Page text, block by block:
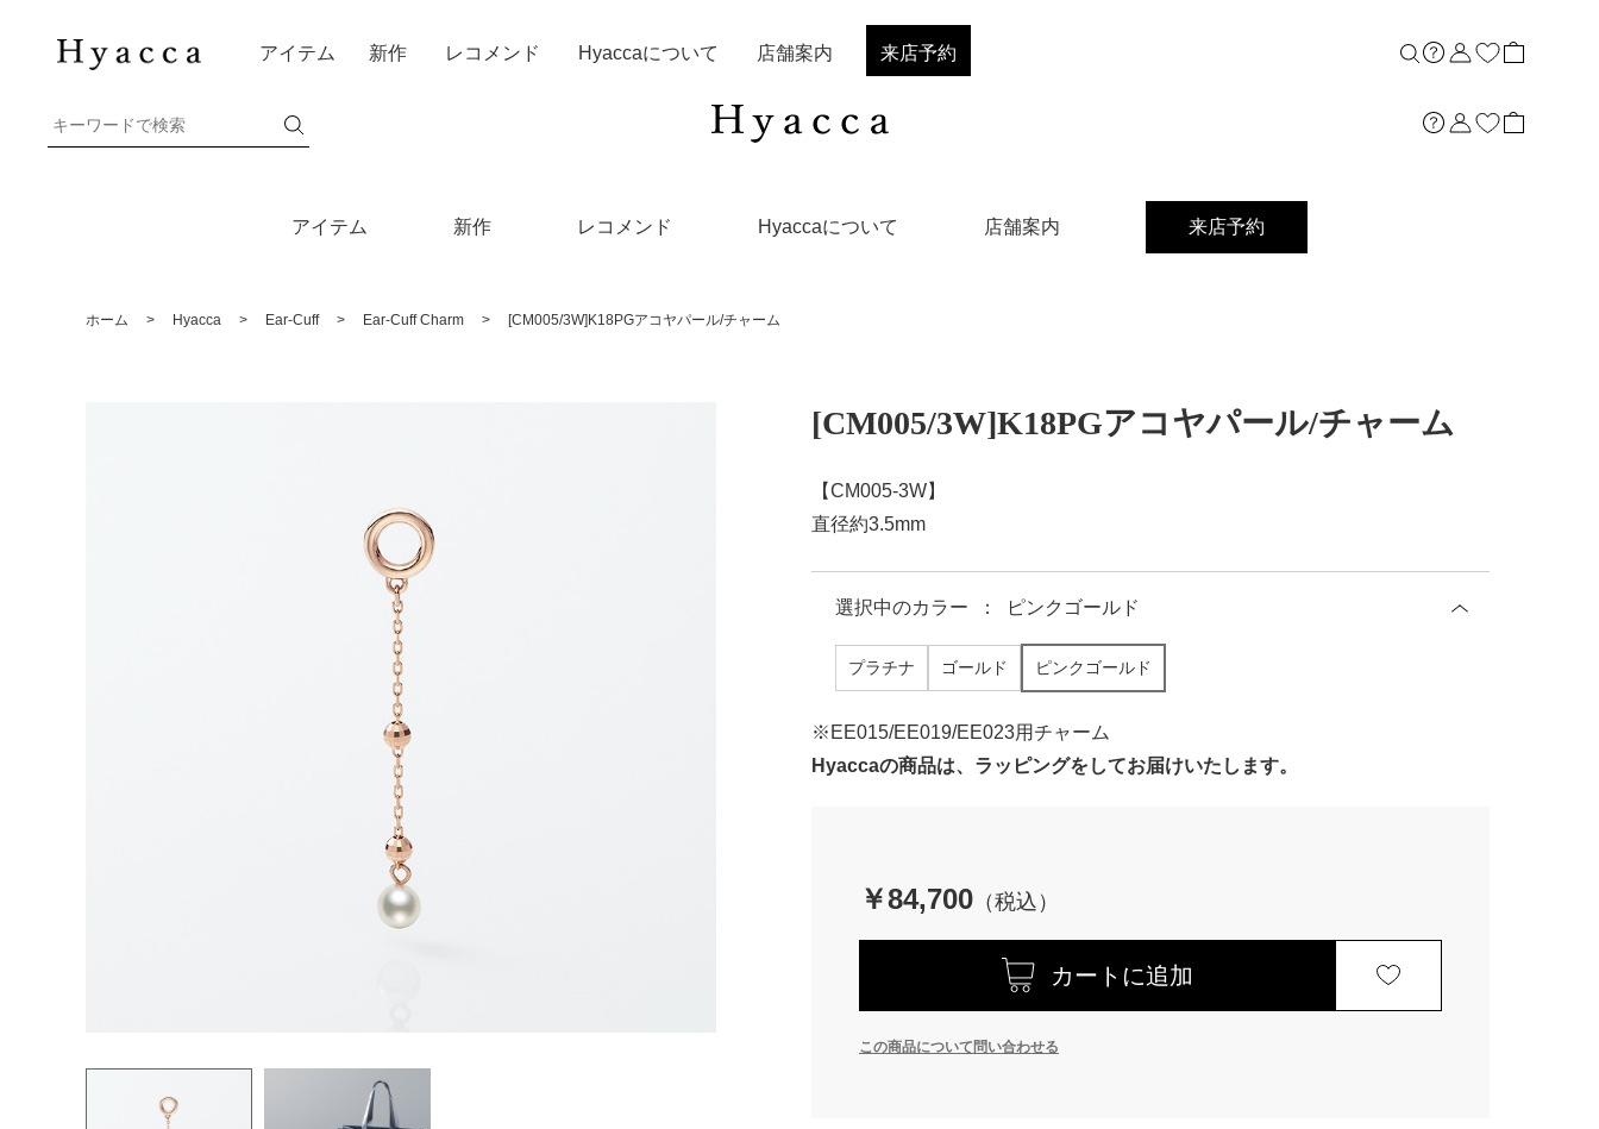
アイテム 新作 レコメンド Hyaccaについて 店舗案内 来店予約
アイテム 新作 レコメンド Hyaccaについて 店舗案内 来店予約
ホーム > Hyacca > Ear-Cuff > Ear-Cuff Charm > [CM005/3W]K18PGアコヤパール/チャーム
[CM005/3W]K18PGアコヤパール/チャーム
【CM005-3W】
直径約3.5mm
選択中のカラー ： ピンクゴールド
プラチナ ゴールド ピンクゴールド
※EE015/EE019/EE023用チャーム
Hyaccaの商品は、ラッピングをしてお届けいたします。
￥84,700
カートに追加
この商品について問い合わせる